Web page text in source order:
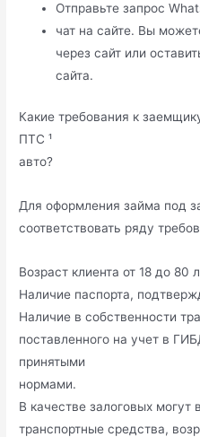
Отправьте запрос
чат на сайте. Вы
через сайт или
сайта.
Какие требования к
ПТС ¹
авто?
Для оформления займа под
соответствовать ряду
Возраст клиента от 18 до 80
Наличие паспорта,
Наличие в собственности
поставленного на учет в
принятыми
нормами.
В качестве залоговых могут
транспортные средства,